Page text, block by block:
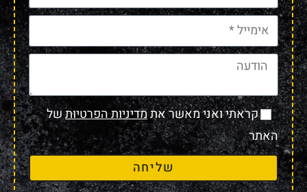
קראתי ואני מאשר אתמדיניות הפרטיותשל
האתר
שליחה